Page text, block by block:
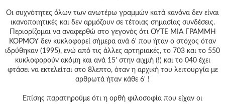
Οι συχνότητες όλων των ανωτέρω γραμμών κατά κανόνα δεν είναι
ικανοποιητικές και δεν αρμόζουν σε τέτοιας σημασίας συνδέσεις.
Περιορίζομαι να αναφερθώ στο γεγονός ότι ΟΥΤΕ ΜΙΑ ΓΡΑΜΜΗ
ΚΟΡΜΟΥ δεν κυκλοφορεί σήμερα ανά 6' που ήταν ο στόχος όταν
ιδρύθηκαν (1995), ενώ από τις άλλες αρτηριακές, το 703 και το 550
κυκλοφορούν ακόμη και ανά 15' στην αιχμή (!) και το 040 έχει
φτάσει να εκτελείται στο 8λεπτο, όταν η αρχική του λειτουργία με
αρθρωτά ήταν κάθε 6' !
Επίσης παρατηρούμε ότι η ορθή φιλοσοφία που είχαν οι